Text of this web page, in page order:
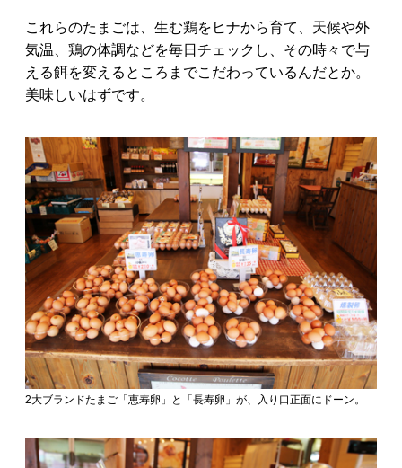
これらのたまごは、生む鶏をヒナから育て、天候や外
気温、鶏の体調などを毎日チェックし、その時々で与
える餌を変えるところまでこだわっているんだとか。
美味しいはずです。
2大ブランドたまご「恵寿卵」と「長寿卵」が、入り口正面にドーン。